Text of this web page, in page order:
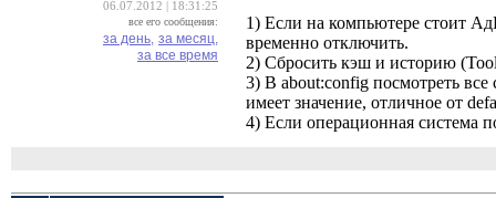
06.07.2012 | 18:31:25
все его сообщения:
за день, за месяц,
за все время
1) Если на компьютере стоит
временно отключить.
2) Сбросить кэш и историю
3) В about:config посмотреть
имеет значение, отличное от
4) Если операционная система